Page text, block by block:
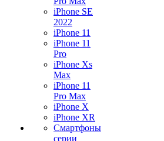
iPhone SE
2022
iPhone 11
iPhone 11
Pro
iPhone Xs
Max
iPhone 11
Pro Max
iPhone X
iPhone XR
Смартфоны
серии